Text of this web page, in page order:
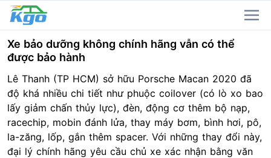
Xe bảo dưỡng không chính hãng vẫn có thể
được bảo hành
Lê Thanh (TP HCM) sở hữu Porsche Macan 2020 đã
độ khá nhiều chi tiết như phuộc coilover (có lò xo bao
lấy giảm chấn thủy lực), đèn, động cơ thêm bộ nạp,
racechip, mobin đánh lửa, thay máy bơm, bình hơi, pô,
la-zăng, lốp, gắn thêm spacer. Với những thay đổi này,
đại lý chính hãng yêu cầu chủ xe xác nhận bằng văn